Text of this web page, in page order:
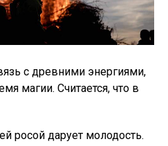
с древними энергиями,
магии. Считается, что в
росой дарует молодость.